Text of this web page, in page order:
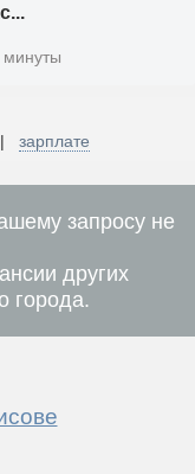
минуты
| зарплате
запросу не
других
города.